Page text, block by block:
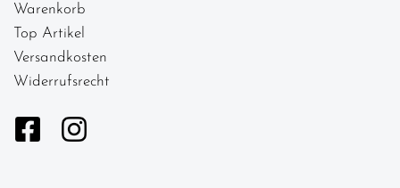
Warenkorb
Top Artikel
Versandkosten
Widerrufsrecht